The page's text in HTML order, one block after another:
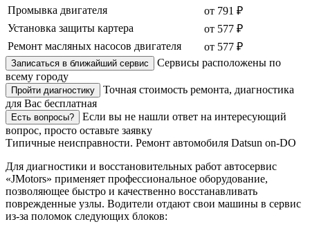
Промывка двигателя
от 791 ₽
Установка защиты картера
от 577 ₽
Ремонт масляных насосов двигателя
от 577 ₽
Записаться в ближайший сервис
Сервисы расположены по
всему городу
Пройти диагностику
Точная стоимость ремонта, диагностика
для Вас бесплатная
Есть вопросы?
Если вы не нашли ответ на интересующий
вопрос, просто оставьте заявку
Типичные неисправности. Ремонт автомобиля Datsun on-DO
Для диагностики и восстановительных работ автосервис
«JMotors» применяет профессиональное оборудование,
позволяющее быстро и качественно восстанавливать
поврежденные узлы. Водители отдают свои машины в сервис
из-за поломок следующих блоков: